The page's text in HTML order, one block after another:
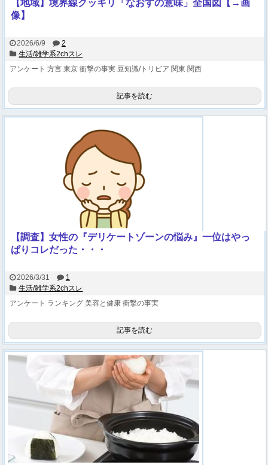
【地域】境界線クッキリ「なおすの意味」全国図【→画
像】
2026/6/9
2
生活/雑学系2chスレ
アンケート 方言 東京 衝撃の事実 豆知識/トリビア 関東 関西
記事を読む
【調査】女性の『デリケートゾーンの悩み』一位はやっ
ぱりコレだった・・・
2026/3/31
1
生活/雑学系2chスレ
アンケート ランキング 美容と健康 衝撃の事実
記事を読む